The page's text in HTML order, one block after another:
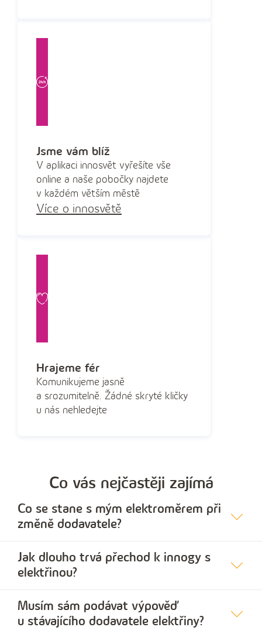
Jsme vám blíž
V aplikaci innosvět vyřešíte vše
online a naše pobočky najdete
v každém větším městě
Více o innosvětě
Hrajeme fér
Komunikujeme jasně
a srozumitelně. Žádné skryté kličky
u nás nehledejte
Co vás nejčastěji zajímá
Co se stane s mým elektroměrem při
změně dodavatele?
Jak dlouho trvá přechod k innogy s
elektřinou?
Musím sám podávat výpověď
u stávajícího dodavatele elektřiny?